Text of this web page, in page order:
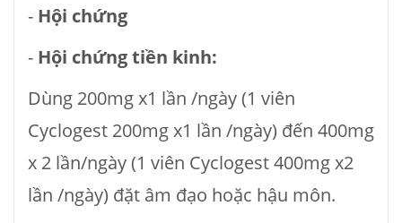
- Hội chứng
- Hội chứng tiền kinh:
Dùng 200mg x1 lần /ngày (1 viên
Cyclogest 200mg x1 lần /ngày) đến 400mg
x 2 lần/ngày (1 viên Cyclogest 400mg x2
lần /ngày) đặt âm đạo hoặc hậu môn.